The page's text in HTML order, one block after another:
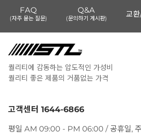
FAQ
(자주 묻는 질문)
Q&A
(문의하기 게시판) 교
퀄리티에 감동하는 압도적인 가성비
퀄리티 좋은 제품의 거품없는 가격
고객센터 1644-6866
평일 AM 09:00 - PM 06:00 / 공휴일,